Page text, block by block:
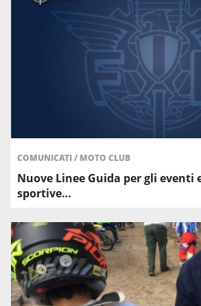
COMUNICATI/ MOTO CLUB
Nuove Linee Guida per gli eventi
sportive…